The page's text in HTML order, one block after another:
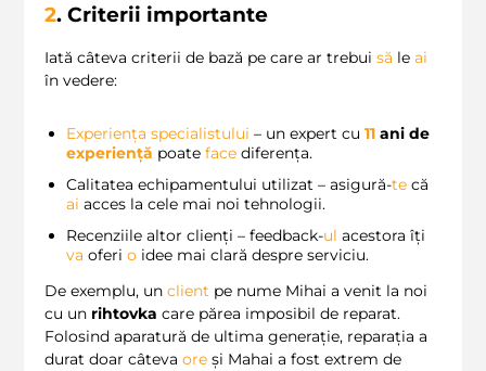
2. Criterii importante
Iată câteva criterii de bază pe care ar trebui să le ai
în vedere:
Experiența specialistului – un expert cu 11 ani de
experiență poate face diferența.
Calitatea echipamentului utilizat – asigură-te că
ai acces la cele mai noi tehnologii.
Recenziile altor clienți – feedback-ul acestora îți
va oferi o idee mai clară despre serviciu.
De exemplu, un client pe nume Mihai a venit la noi
cu un rihtovka care părea imposibil de reparat.
Folosind aparatură de ultima generație, reparația a
durat doar câteva ore și Mahai a fost extrem de